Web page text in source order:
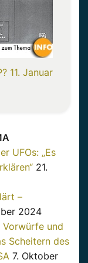
11. Januar
UFOs: „Es
21.
–
2024
Vorwürfe und
Scheitern des
7. Oktober